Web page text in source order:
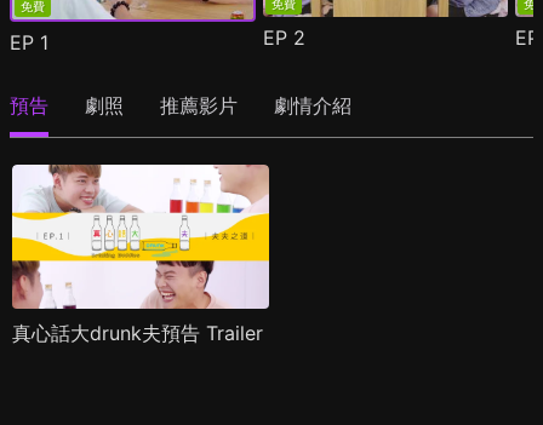
免費
EP 1
免費
EP 2
免
預告 劇照 推薦影片 劇情介紹
真心話大drunk夫預告 Trailer